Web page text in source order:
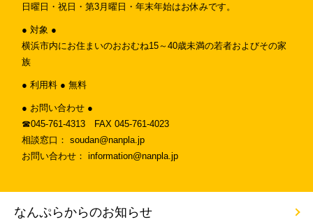
日曜日・祝日・第3月曜日・年末年始はお休みです。
● 対象 ●
横浜市内にお住まいのおおむね15～40歳未満の若者およびその家
族
● 利用料 ● 無料
● お問い合わせ ●
☎︎045-761-4313 FAX 045-761-4023
相談窓口： soudan@nanpla.jp
お問い合わせ： information@nanpla.jp
なんぷらからのお知らせ